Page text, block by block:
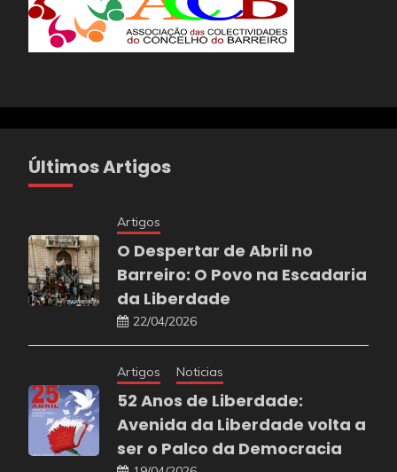
Últimos Artigos
Artigos
O Despertar de Abril no
Barreiro: O Povo na Escadaria
da Liberdade
22/04/2026
Artigos Noticias
52 Anos de Liberdade:
Avenida da Liberdade volta a
ser o Palco da Democracia